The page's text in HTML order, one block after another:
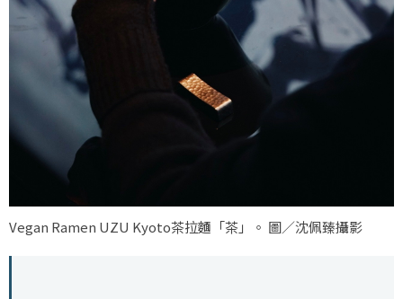
Vegan Ramen UZU Kyoto茶拉麵「茶」。 圖／沈佩臻攝影